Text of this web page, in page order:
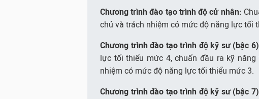
Chương trình đào tạo trình độ cử nhân:
chủ và trách nhiệm có mức độ năng lực tối
Chương trình đào tạo trình độ kỹ sư (bậc
lực tối thiểu mức 4, chuẩn đầu ra kỹ
nhiệm có mức độ năng lực tối thiểu mức 3.
Chương trình đào tạo trình độ kỹ sư (bậc